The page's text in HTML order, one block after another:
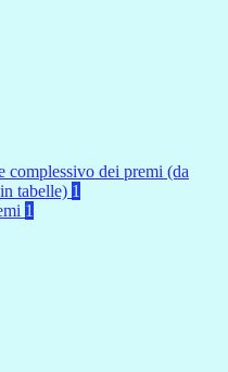
complessivo dei premi (da
tabelle) 1
1